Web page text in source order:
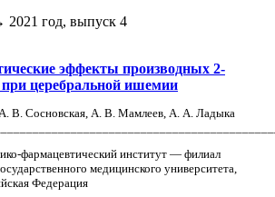
2021 год, выпуск 4
эффекты производных 2-
церебральной ишемии
В. Сосновская, А. В. Мамлеев, А. А. Ладыка
фармацевтический институт — филиал
медицинского университета,
Федерация